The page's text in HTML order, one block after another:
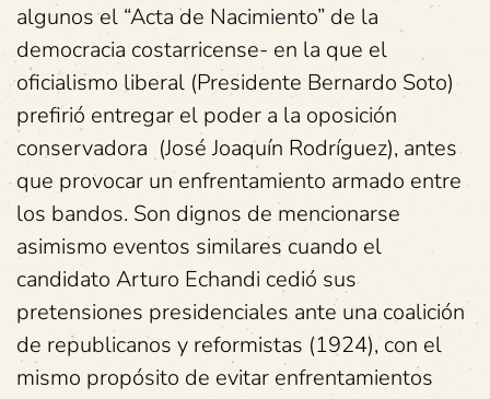
algunos el “Acta de Nacimiento” de la
democracia costarricense- en la que el
oficialismo liberal (Presidente Bernardo Soto)
prefirió entregar el poder a la oposición
conservadora (José Joaquín Rodríguez), antes
que provocar un enfrentamiento armado entre
los bandos. Son dignos de mencionarse
asimismo eventos similares cuando el
candidato Arturo Echandi cedió sus
pretensiones presidenciales ante una coalición
de republicanos y reformistas (1924), con el
mismo propósito de evitar enfrentamientos